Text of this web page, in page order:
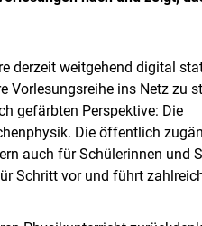
derzeit weitgehend digital
Vorlesungsreihe ins Netz zu
gefärbten Perspektive: Die
Die öffentlich
auch für Schülerinnen und
Schritt vor und führt